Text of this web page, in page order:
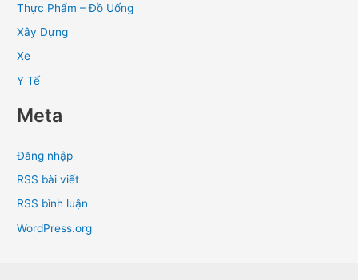
Thực Phẩm – Đồ Uống
Xây Dựng
Xe
Y Tế
Meta
Đăng nhập
RSS bài viết
RSS bình luận
WordPress.org